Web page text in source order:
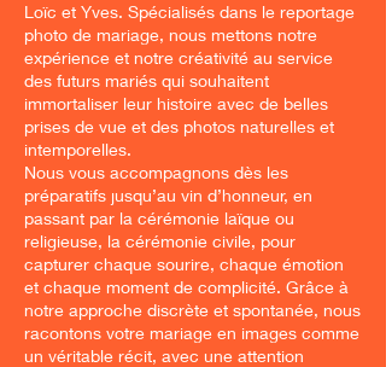
Loïc et Yves. Spécialisés dans le reportage
photo de mariage, nous mettons notre
expérience et notre créativité au service
des futurs mariés qui souhaitent
immortaliser leur histoire avec de belles
prises de vue et des photos naturelles et
intemporelles.
Nous vous accompagnons dès les
préparatifs jusqu’au vin d’honneur, en
passant par la cérémonie laïque ou
religieuse, la cérémonie civile, pour
capturer chaque sourire, chaque émotion
et chaque moment de complicité. Grâce à
notre approche discrète et spontanée, nous
racontons votre mariage en images comme
un véritable récit, avec une attention